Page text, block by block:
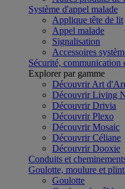
Système d'appel malade
Applique tête de lit
Appel malade
Signalisation
Accessoires
Sécurité, communication
Explorer par gamme
Découvrir Art
Découvrir Living
Découvrir Drivia
Découvrir Plexo
Découvrir Mosaic
Découvrir Céliane
Découvrir Dooxie
Conduits et
Goulotte, moulure et
Goulotte